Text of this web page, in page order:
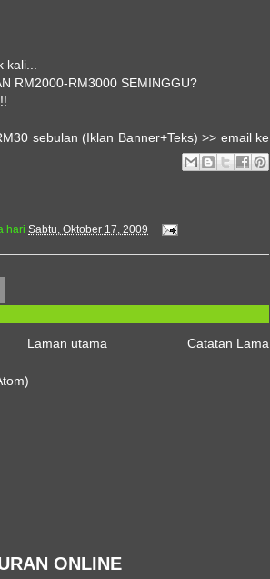
RM2000-RM3000 SEMINGGU?
sebulan (Iklan Banner+Teks) >> email ke
hari Sabtu, Oktober 17, 2009
Catatan Lama
Laman utama
ONLINE